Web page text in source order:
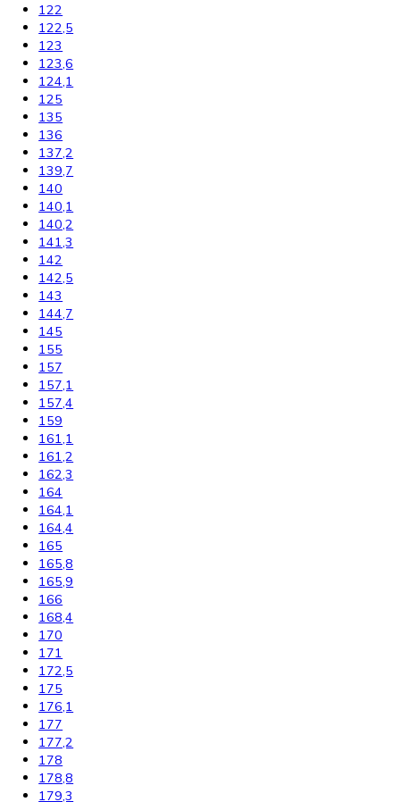
Kávovary
Uncategorized
Filtrovať podla výšky
102
104
117,5
122
122,5
123
123,6
124,1
125
135
136
137,2
139,7
140
140,1
140,2
141,3
142
142,5
143
144,7
145
155
157
157,1